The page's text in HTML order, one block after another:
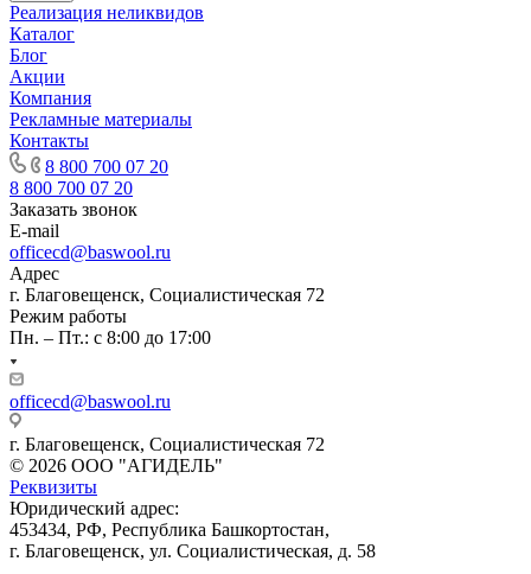
Реализация неликвидов
Каталог
Блог
Акции
Компания
Рекламные материалы
Контакты
8 800 700 07 20
8 800 700 07 20
Заказать звонок
E-mail
officecd@baswool.ru
Адрес
г. Благовещенск, Социалистическая 72
Режим работы
Пн. – Пт.: с 8:00 до 17:00
officecd@baswool.ru
г. Благовещенск, Социалистическая 72
© 2026 ООО "АГИДЕЛЬ"
Реквизиты
Юридический адрес:
453434, РФ, Республика Башкортостан,
г. Благовещенск, ул. Социалистическая, д. 58